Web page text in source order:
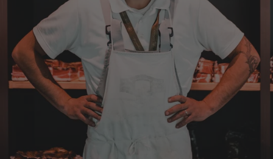
Verifizierter Kunde
Hervorragende Qualität mit Geschmack
4.8.2026
Dorothea
Verifizierter Kunde
Erstklassige Ware Hervorragende Qualität
Sehr gutes Preis Leistungsverhältnis